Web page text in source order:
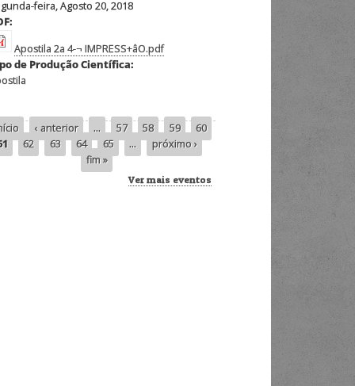
feira, Agosto 20, 2018
Apostila 2a 4-¬ IMPRESS+âO.pdf
de Produção Científica:
‹ anterior … 57 58 59
60
62 63 64 65 …
próximo ›
fim »
Ver mais eventos